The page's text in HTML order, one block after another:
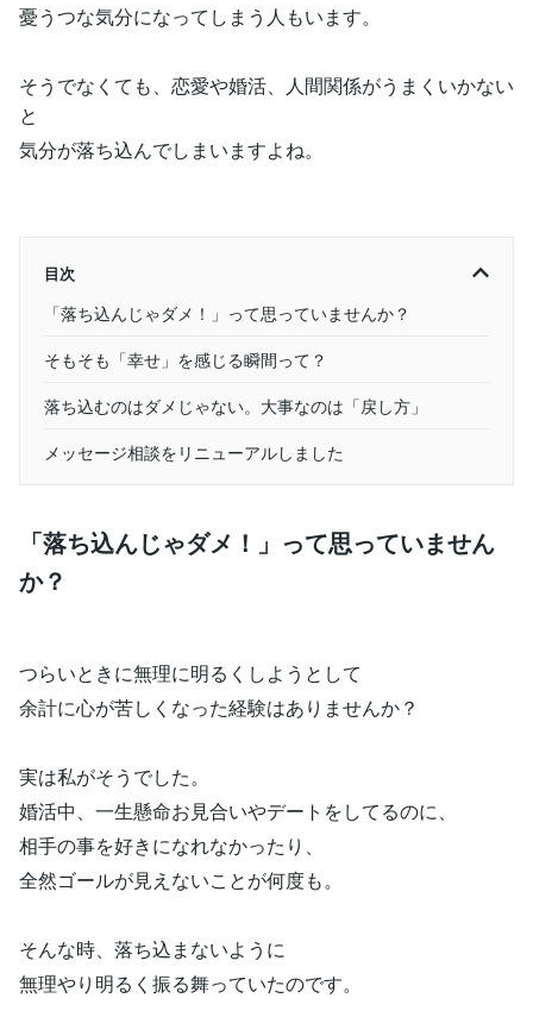
憂うつな気分になってしまう人もいます。
そうでなくても、恋愛や婚活、人間関係がうまくいかない
と
気分が落ち込んでしまいますよね。
目次
「落ち込んじゃダメ！」って思っていませんか？
そもそも「幸せ」を感じる瞬間って？
落ち込むのはダメじゃない。大事なのは「戻し方」
メッセージ相談をリニューアルしました
「落ち込んじゃダメ！」って思っていません
か？
つらいときに無理に明るくしようとして
余計に心が苦しくなった経験はありませんか？
実は私がそうでした。
婚活中、一生懸命お見合いやデートをしてるのに、
相手の事を好きになれなかったり、
全然ゴールが見えないことが何度も。
そんな時、落ち込まないように
無理やり明るく振る舞っていたのです。